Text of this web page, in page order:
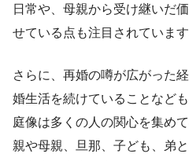
日常や、母親から受け継いだ
せている点も注目されています
さらに、再婚の噂が広がった
婚生活を続けていることなど
庭像は多くの人の関心を集め
親や母親、旦那、子ども、弟